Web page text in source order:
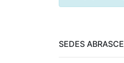
SEDES ABRASCE